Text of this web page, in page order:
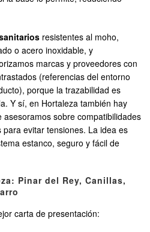
resistentes al moho,
o acero inoxidable, y
marcas y proveedores con
(referencias del entorno
porque la trazabilidad es
Y sí, en Hortaleza también hay
asesoramos sobre compatibilidades
evitar tensiones. La idea es
estanco, seguro y fácil de
Pinar del Rey, Canillas,
carta de presentación: